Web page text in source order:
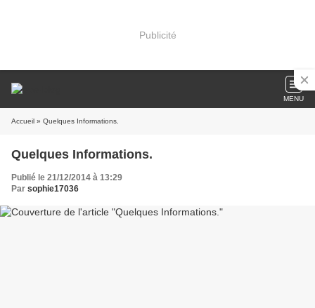
Publicité
MENU
Accueil » Quelques Informations.
Quelques Informations.
Publié le 21/12/2014 à 13:29
Par sophie17036